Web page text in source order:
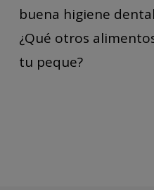
buena higiene
¿Qué otros
tu peque?